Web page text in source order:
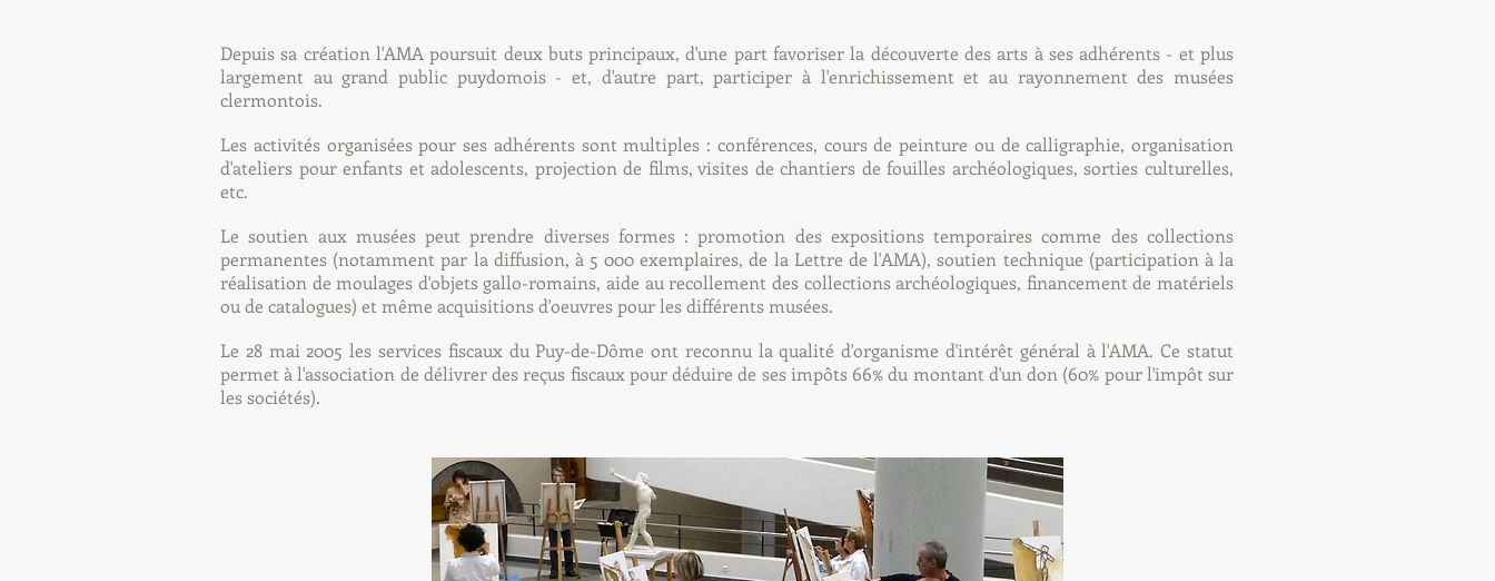
Depuis sa création l'AMApoursuit deux buts principaux, d'une part favoriser la découverte des arts à ses adhérents - et plus
largement au grand public puydomois - et, d'autre part, participer à l'enrichissement et au rayonnement des musées
clermontois.
Les activités organisées pour ses adhérents sont multiples : conférences, cours de peinture ou de calligraphie, organisation
d'ateliers pour enfants et adolescents, projection de films, visites de chantiers de fouilles archéologiques, sorties culturelles,
etc.
Le soutien aux musées peut prendre diverses formes : promotion des expositions temporaires comme des collections
permanentes (notamment par la diffusion, à 5 000 exemplaires, de la Lettre de l'AMA), soutien technique (participation à la
réalisation de moulages d'objets gallo-romains, aide au recollement des collections archéologiques, financement de matériels
ou de catalogues) et même acquisitions d'oeuvrespour les différents musées.
Le 28 mai 2005 les services fiscaux du Puy-de-Dôme ont reconnu la qualité d'organisme d'intérêt général à l'AMA. Ce statut
permet à l'association de délivrer des reçus fiscaux pour déduire de ses impôts 66% du montant d'un don (60% pour l'impôt sur
les sociétés).